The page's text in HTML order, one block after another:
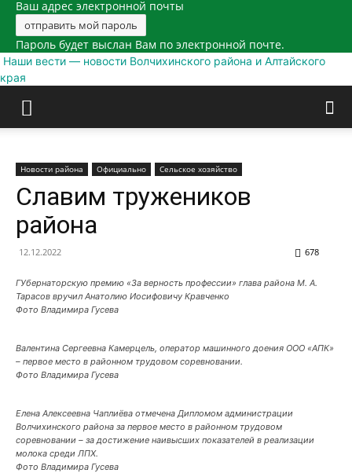
Ваш адрес электронной почты
Пароль будет выслан Вам по электронной почте.
Наши вести — новости Волчихинского района и Алтайского
края
Новости района Официально Сельское хозяйство
Славим тружеников
района
12.12.2022 678
ГУбернаторскую премию «За верность профессии» глава района М. А.
Тарасов вручил Анатолию Иосифовичу Кравченко
Фото Владимира Гусева
Валентина Сергеевна Камерцель, оператор машинного доения ООО «АПК»
– первое место в районном трудовом соревновании.
Фото Владимира Гусева
Елена Алексеевна Чаплиёва отмечена Дипломом администрации
Волчихинского района за первое место в районном трудовом
соревновании – за достижение наивысших показателей в реализации
молока среди ЛПХ.
Фото Владимира Гусева